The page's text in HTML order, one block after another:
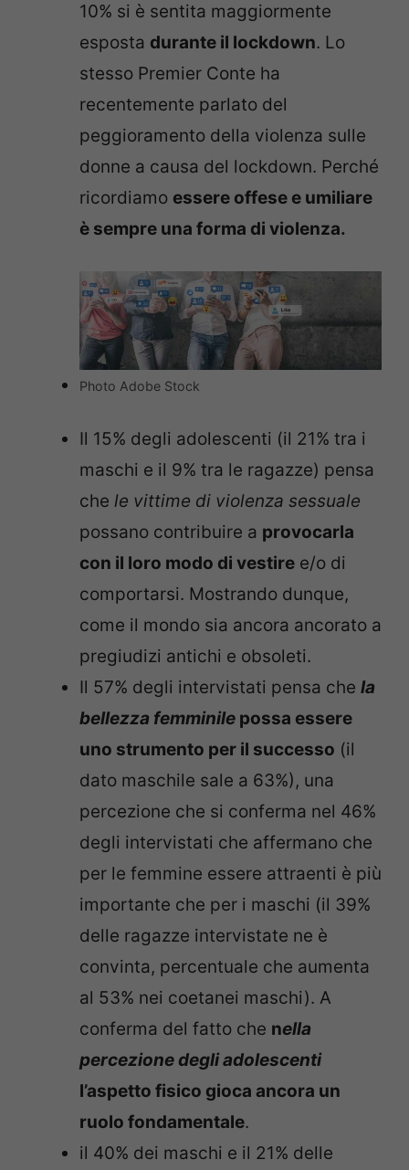
10% si è sentita maggiormente
esposta durante il lockdown. Lo
stesso Premier Conte ha
recentemente parlato del
peggioramento della violenza sulle
donne a causa del lockdown. Perché
ricordiamo essere offese e umiliare
è sempre una forma di violenza.
Photo Adobe Stock
Il 15% degli adolescenti (il 21% tra i
maschi e il 9% tra le ragazze) pensa
che le vittime di violenza sessuale
possano contribuire a provocarla
con il loro modo di vestire e/o di
comportarsi. Mostrando dunque,
come il mondo sia ancora ancorato a
pregiudizi antichi e obsoleti.
Il 57% degli intervistati pensa che la
bellezza femminile possa essere
uno strumento per il successo (il
dato maschile sale a 63%), una
percezione che si conferma nel 46%
degli intervistati che affermano che
per le femmine essere attraenti è più
importante che per i maschi (il 39%
delle ragazze intervistate ne è
convinta, percentuale che aumenta
al 53% nei coetanei maschi). A
conferma del fatto che nella
percezione degli adolescenti
l’aspetto fisico gioca ancora un
ruolo fondamentale.
il 40% dei maschi e il 21% delle